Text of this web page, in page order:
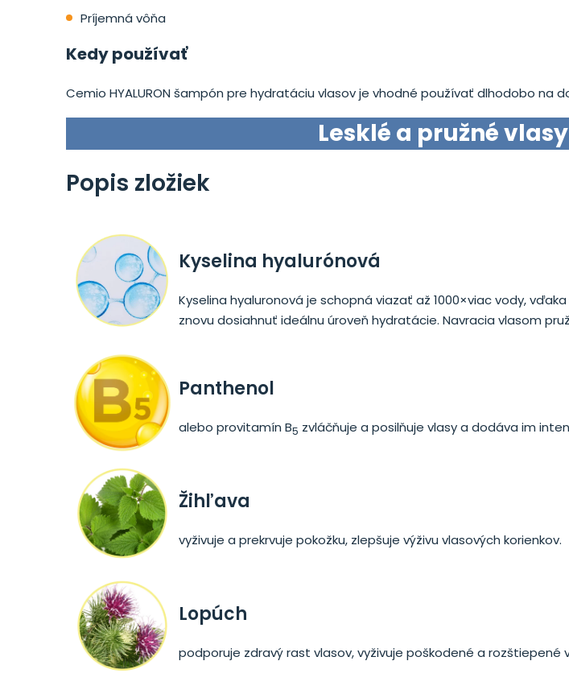
Príjemná vôňa
Kedy používať
Cemio HYALURON šampón pre hydratáciu vlasov je vhodné používať dlhodobo na
Lesklé a pružné vlasy
Popis zložiek
Kyselina hyalurónová
Kyselina hyaluronová je schopná viazať až 1000×viac vody,
znovu dosiahnuť ideálnu úroveň hydratácie. Navracia vlasom
Panthenol
alebo provitamín B5 zvláčňuje a posilňuje vlasy a dodáva im
Žihľava
vyživuje a prekrvuje pokožku, zlepšuje výživu vlasových korienkov.
Lopúch
podporuje zdravý rast vlasov, vyživuje poškodené a rozštiepené